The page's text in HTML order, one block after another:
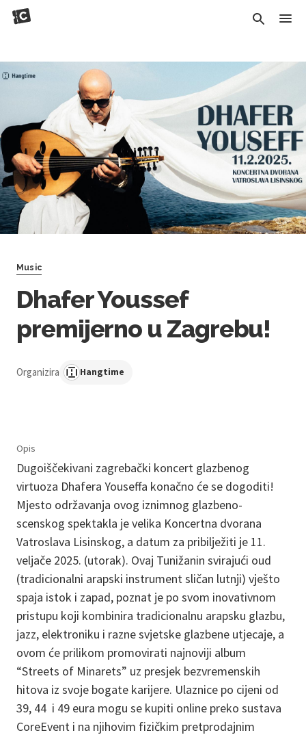
Music
Dhafer Youssef
premijerno u Zagrebu!
Organizira Hangtime
Opis
Dugoiščekivani zagrebački koncert glazbenog
virtuoza Dhafera Youseffa konačno će se dogoditi!
Mjesto održavanja ovog iznimnog glazbeno-
scenskog spektakla je velika Koncertna dvorana
Vatroslava Lisinskog, a datum za pribilježiti je 11.
veljače 2025. (utorak). Ovaj Tunižanin svirajući oud
(tradicionalni arapski instrument sličan lutnji) vješto
spaja istok i zapad, poznat je po svom inovativnom
pristupu koji kombinira tradicionalnu arapsku glazbu,
jazz, elektroniku i razne svjetske glazbene utjecaje, a
ovom će prilikom promovirati najnoviji album
“Streets of Minarets” uz presjek bezvremenskih
hitova iz svoje bogate karijere. Ulaznice po cijeni od
39, 44 i 49 eura mogu se kupiti online preko sustava
CoreEvent i na njihovim fizičkim pretprodajnim